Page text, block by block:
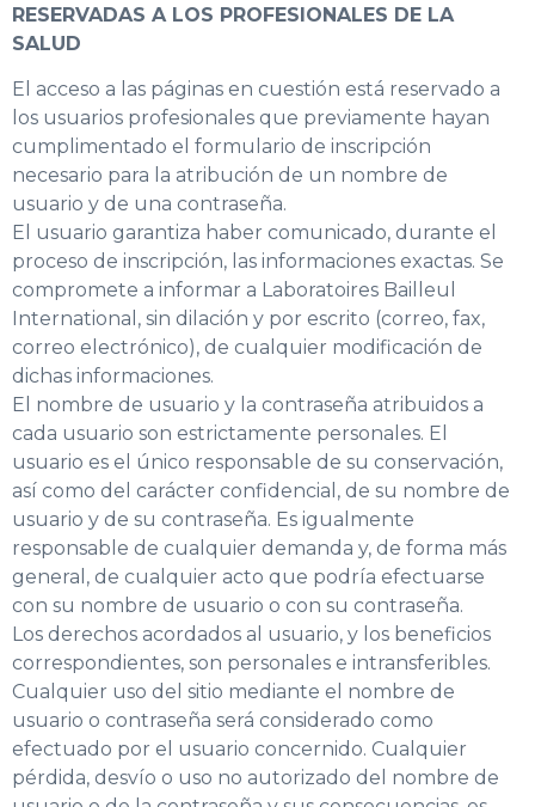
RESERVADAS A LOS PROFESIONALES DE LA
SALUD
El acceso a las páginas en cuestión está reservado a
los usuarios profesionales que previamente hayan
cumplimentado el formulario de inscripción
necesario para la atribución de un nombre de
usuario y de una contraseña.
El usuario garantiza haber comunicado, durante el
proceso de inscripción, las informaciones exactas. Se
compromete a informar a Laboratoires Bailleul
International, sin dilación y por escrito (correo, fax,
correo electrónico), de cualquier modificación de
dichas informaciones.
El nombre de usuario y la contraseña atribuidos a
cada usuario son estrictamente personales. El
usuario es el único responsable de su conservación,
así como del carácter confidencial, de su nombre de
usuario y de su contraseña. Es igualmente
responsable de cualquier demanda y, de forma más
general, de cualquier acto que podría efectuarse
con su nombre de usuario o con su contraseña.
Los derechos acordados al usuario, y los beneficios
correspondientes, son personales e intransferibles.
Cualquier uso del sitio mediante el nombre de
usuario o contraseña será considerado como
efectuado por el usuario concernido. Cualquier
pérdida, desvío o uso no autorizado del nombre de